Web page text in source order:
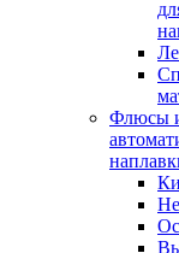
Флюсы